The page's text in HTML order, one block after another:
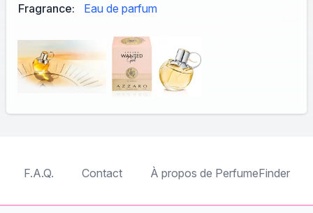
Fragrance:
Eau de parfum
F.A.Q. Contact À propos de PerfumeFinder